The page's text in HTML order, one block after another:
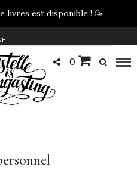
livres est disponible ! 🥳
0